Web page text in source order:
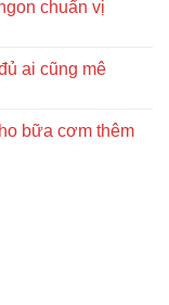
chuẩn vị
ai cũng mê
bữa cơm thêm